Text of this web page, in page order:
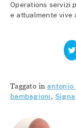
Operations servizi
e attualmente vive
Taggato in antonio
bambagioni, Signa